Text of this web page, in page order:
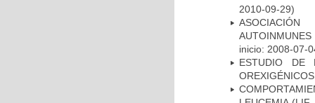
2010-09-29)
ASOCIACIÓN
inicio: 2008-07-
ESTUDIO DE